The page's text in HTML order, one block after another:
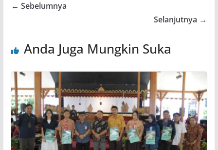
← Sebelumnya
Selanjutnya →
Anda Juga Mungkin Suka